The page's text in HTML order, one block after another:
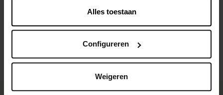
Alles toestaan
Configureren
Weigeren